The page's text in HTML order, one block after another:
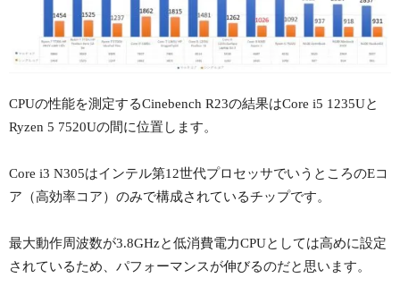
CPUの性能を測定するCinebench R23の結果はCore i5 1235Uと
Ryzen 5 7520Uの間に位置します。
Core i3 N305はインテル第12世代プロセッサでいうところのEコ
ア（高効率コア）のみで構成されているチップです。
最大動作周波数が3.8GHzと低消費電力CPUとしては高めに設定
されているため、パフォーマンスが伸びるのだと思います。